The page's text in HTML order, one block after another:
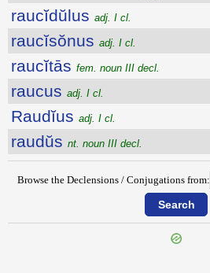
raucĭdŭlus adj. I cl.
raucĭsŏnus adj. I cl.
raucĭtās fem. noun III decl.
raucus adj. I cl.
Raudĭus adj. I cl.
raudŭs nt. noun III decl.
Browse the Declensions / Conjugations from: